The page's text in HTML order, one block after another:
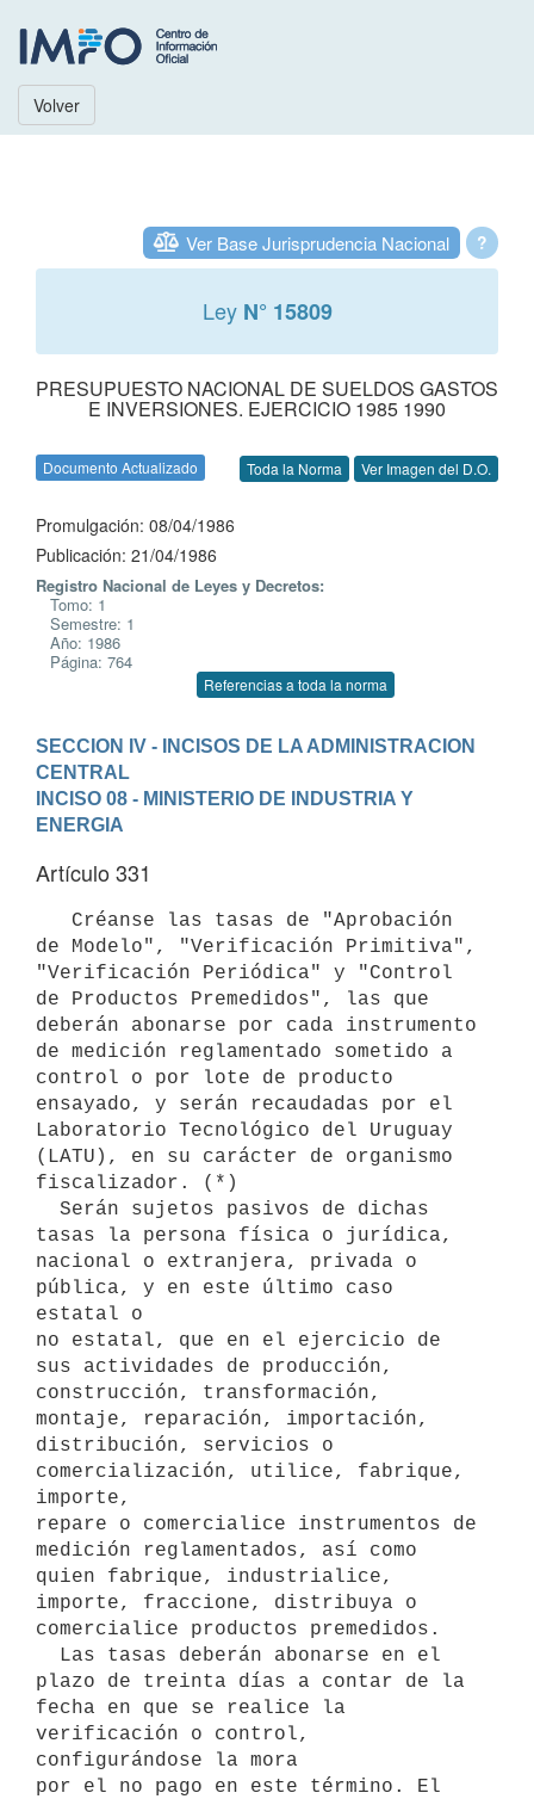
Volver
?
Ver Base Jurisprudencia Nacional
Ley N° 15809
PRESUPUESTO NACIONAL DE SUELDOS GASTOS
E INVERSIONES. EJERCICIO 1985 1990
Documento Actualizado Toda la Norma Ver Imagen del D.O.
Promulgación: 08/04/1986
Publicación: 21/04/1986
Registro Nacional de Leyes y Decretos:
Tomo: 1
Semestre: 1
Año: 1986
Página: 764
Referencias a toda la norma
SECCION IV - INCISOS DE LA ADMINISTRACION
CENTRAL
INCISO 08 - MINISTERIO DE INDUSTRIA Y
ENERGIA
Artículo 331
de Modelo", "Verificación Primitiva",
"Verificación Periódica" y "Control
de Productos Premedidos", las que
deberán abonarse por cada instrumento
de medición reglamentado sometido a
control o por lote de producto
ensayado, y serán recaudadas por el
Laboratorio Tecnológico del Uruguay
(LATU), en su carácter de organismo
fiscalizador. (*)
tasas la persona física o jurídica,
nacional o extranjera, privada o
pública, y en este último caso
estatal o
no estatal, que en el ejercicio de
sus actividades de producción,
construcción, transformación,
montaje, reparación, importación,
distribución, servicios o
comercialización, utilice, fabrique,
importe,
repare o comercialice instrumentos de
medición reglamentados, así como
quien fabrique, industrialice,
importe, fraccione, distribuya o
comercialice productos premedidos.
plazo de treinta días a contar de la
fecha en que se realice la
verificación o control,
configurándose la mora
por el no pago en este término. El